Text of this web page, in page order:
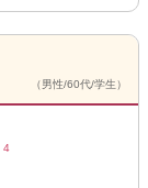
（男性/60代/学生）
4